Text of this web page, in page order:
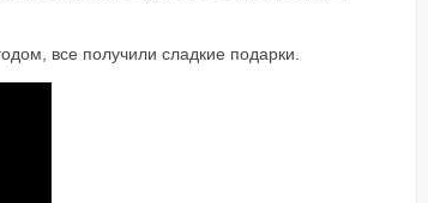
все получили сладкие подарки.